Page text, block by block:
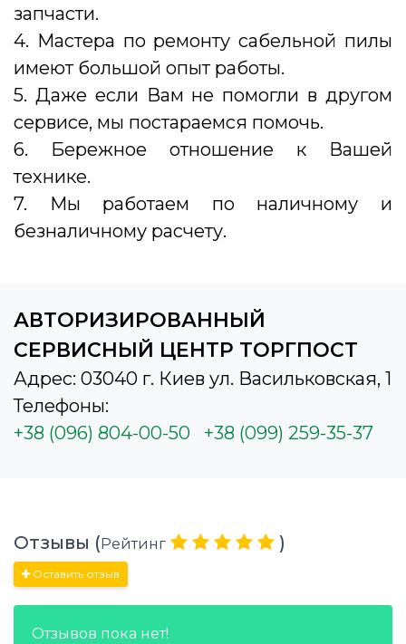
запчасти.
4. Мастера по ремонту сабельной пилы
имеют большой опыт работы.
5. Даже если Вам не помогли в другом
сервисе, мы постараемся помочь.
6. Бережное отношение к Вашей
технике.
7. Мы работаем по наличному и
безналичному расчету.
АВТОРИЗИРОВАННЫЙ
СЕРВИСНЫЙ ЦЕНТР ТОРГПОСТ
Адрес: 03040 г. Киев ул. Васильковская, 1
Телефоны:
+38 (096) 804-00-50
+38 (099) 259-35-37
Отзывы ( Рейтинг )
Оставить отзыв
Отзывов пока нет!